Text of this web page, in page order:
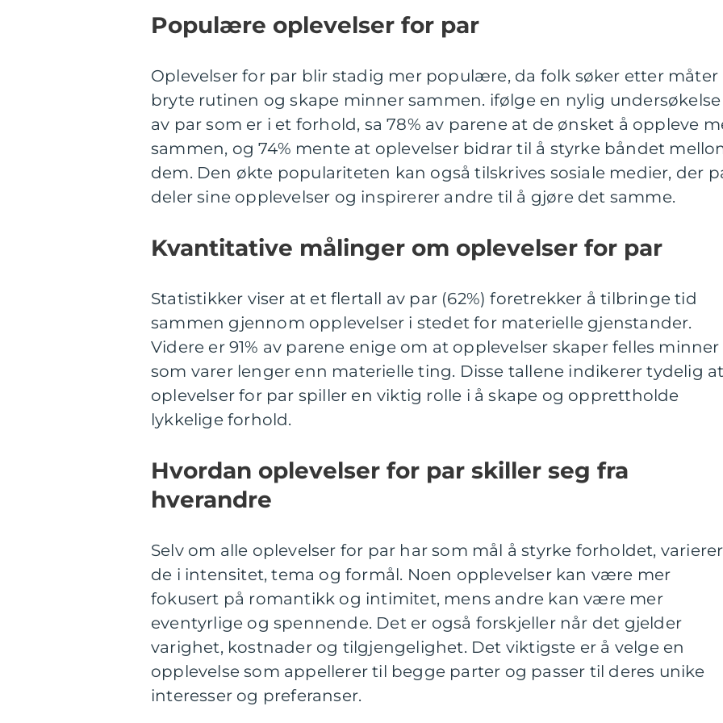
Populære oplevelser for par
Oplevelser for par blir stadig mer populære, da folk søker etter måter
bryte rutinen og skape minner sammen. ifølge en nylig undersøkelse
av par som er i et forhold, sa 78% av parene at de ønsket å oppleve
sammen, og 74% mente at oplevelser bidrar til å styrke båndet
dem. Den økte populariteten kan også tilskrives sosiale medier, der
deler sine opplevelser og inspirerer andre til å gjøre det samme.
Kvantitative målinger om oplevelser for par
Statistikker viser at et flertall av par (62%) foretrekker å tilbringe tid
sammen gjennom opplevelser i stedet for materielle gjenstander.
Videre er 91% av parene enige om at opplevelser skaper felles minner
som varer lenger enn materielle ting. Disse tallene indikerer tydelig at
oplevelser for par spiller en viktig rolle i å skape og opprettholde
lykkelige forhold.
Hvordan oplevelser for par skiller seg fra
hverandre
Selv om alle oplevelser for par har som mål å styrke forholdet, varierer
de i intensitet, tema og formål. Noen opplevelser kan være mer
fokusert på romantikk og intimitet, mens andre kan være mer
eventyrlige og spennende. Det er også forskjeller når det gjelder
varighet, kostnader og tilgjengelighet. Det viktigste er å velge en
opplevelse som appellerer til begge parter og passer til deres unike
interesser og preferanser.